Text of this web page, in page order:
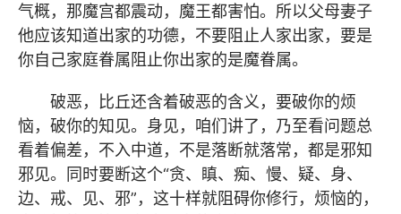
气概，那魔宫都震动，魔王都害怕。所以父母妻子
他应该知道出家的功德，不要阻止人家出家，要是
你自己家庭眷属阻止你出家的是魔眷属。
破恶，比丘还含着破恶的含义，要破你的烦
恼，破你的知见。身见，咱们讲了，乃至看问题总
看着偏差，不入中道，不是落断就落常，都是邪知
邪见。同时要断这个“贪、瞋、痴、慢、疑、身、
边、戒、见、邪”，这十样就阻碍你修行，烦恼的，